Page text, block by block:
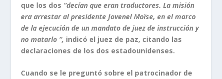
que los dos “decían que eran traductores. La misión
era arrestar al presidente Jovenel Moïse, en el marco
de la ejecución de un mandato de juez de instrucción y
no matarlo “, indicó el juez de paz, citando las
declaraciones de los dos estadounidenses.
Cuando se le preguntó sobre el patrocinador de